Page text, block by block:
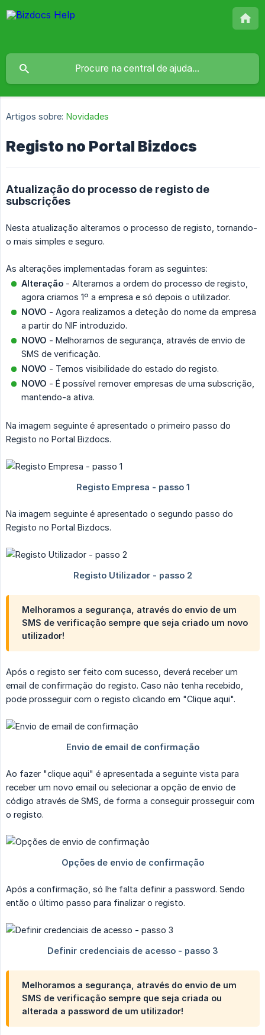
Artigos sobre: Novidades
Registo no Portal Bizdocs
Atualização do processo de registo de
subscrições
Nesta atualização alteramos o processo de registo, tornando-
o mais simples e seguro.
As alterações implementadas foram as seguintes:
Alteração - Alteramos a ordem do processo de registo,
agora criamos 1º a empresa e só depois o utilizador.
NOVO - Agora realizamos a deteção do nome da empresa
a partir do NIF introduzido.
NOVO - Melhoramos de segurança, através de envio de
SMS de verificação.
NOVO - Temos visibilidade do estado do registo.
NOVO - É possível remover empresas de uma subscrição,
mantendo-a ativa.
Na imagem seguinte é apresentado o primeiro passo do
Registo no Portal Bizdocs.
Na imagem seguinte é apresentado o segundo passo do
Registo no Portal Bizdocs.
Melhoramos a segurança, através do envio de um
SMS de verificação sempre que seja criado um novo
utilizador!
Após o registo ser feito com sucesso, deverá receber um
email de confirmação do registo. Caso não tenha recebido,
pode prosseguir com o registo clicando em "Clique aqui".
Ao fazer "clique aqui" é apresentada a seguinte vista para
receber um novo email ou selecionar a opção de envio de
código através de SMS, de forma a conseguir prosseguir com
o registo.
Após a confirmação, só lhe falta definir a password. Sendo
então o último passo para finalizar o registo.
Melhoramos a segurança, através do envio de um
SMS de verificação sempre que seja criada ou
alterada a password de um utilizador!